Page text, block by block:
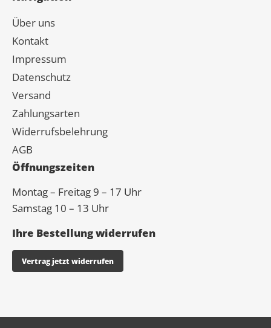
Über uns
Kontakt
Impressum
Datenschutz
Versand
Zahlungsarten
Widerrufsbelehrung
AGB
Öffnungszeiten
Montag – Freitag 9 – 17 Uhr
Samstag 10 – 13 Uhr
Ihre Bestellung widerrufen
Vertrag jetzt widerrufen